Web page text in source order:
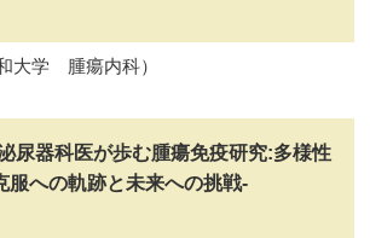
和大学 腫瘍内科）
尿器科医が歩む腫瘍免疫研究:多様性
服への軌跡と未来への挑戦-